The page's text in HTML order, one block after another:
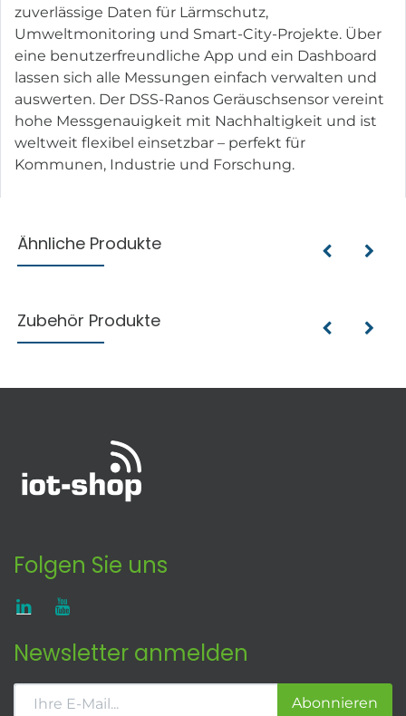
zuverlässige Daten für Lärmschutz,
Umweltmonitoring und Smart-City-Projekte. Über
eine benutzerfreundliche App und ein Dashboard
lassen sich alle Messungen einfach verwalten und
auswerten. Der DSS-Ranos Geräuschsensor vereint
hohe Messgenauigkeit mit Nachhaltigkeit und ist
weltweit flexibel einsetzbar – perfekt für
Kommunen, Industrie und Forschung.
Ähnliche Produkte
Zubehör Produkte
Folgen Sie uns
Newsletter anmelden
Abonnieren